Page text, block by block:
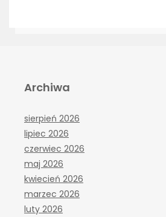
Archiwa
sierpień 2026
lipiec 2026
czerwiec 2026
maj 2026
kwiecień 2026
marzec 2026
luty 2026